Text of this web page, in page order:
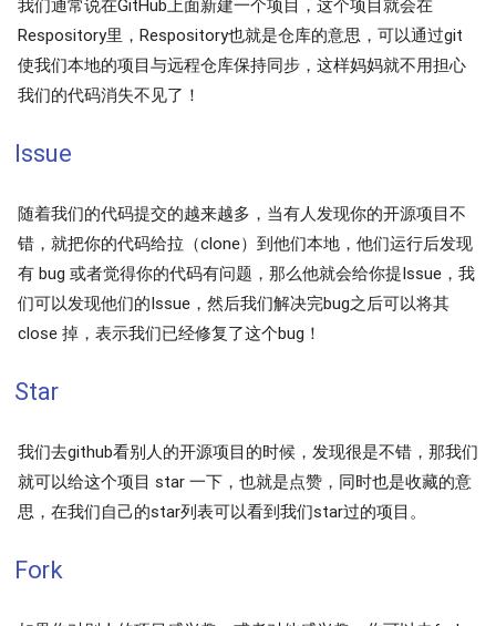
我们通常说在GitHub上面新建一个项目，这个项目就会在
Respository里，Respository也就是仓库的意思，可以通过git
使我们本地的项目与远程仓库保持同步，这样妈妈就不用担心
我们的代码消失不见了！
Issue
随着我们的代码提交的越来越多，当有人发现你的开源项目不
错，就把你的代码给拉（clone）到他们本地，他们运行后发现
有 bug 或者觉得你的代码有问题，那么他就会给你提Issue，我
们可以发现他们的Issue，然后我们解决完bug之后可以将其
close 掉，表示我们已经修复了这个bug！
Star
我们去github看别人的开源项目的时候，发现很是不错，那我们
就可以给这个项目 star 一下，也就是点赞，同时也是收藏的意
思，在我们自己的star列表可以看到我们star过的项目。
Fork